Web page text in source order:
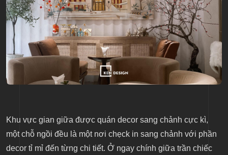
Khu vực gian giữa được quán decor sang chảnh cực kì,
một chỗ ngồi đều là một nơi chẹck in sang chảnh với phần
decor tỉ mỉ đến từng chi tiết. Ở ngay chính giữa trần chiếc